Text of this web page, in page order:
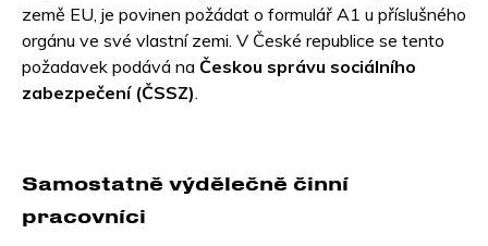
země EU, je povinen požádat o formulář A1 u příslušného
orgánu ve své vlastní zemi. V České republice se tento
požadavek podává na Českou správu sociálního
zabezpečení (ČSSZ)
Samostatně výdělečně činní
pracovníci